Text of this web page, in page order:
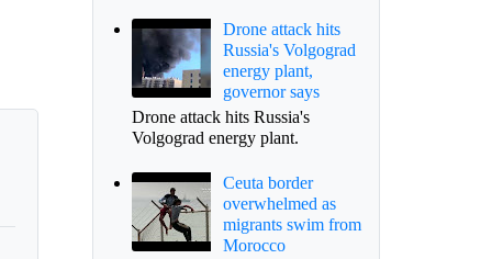
Drone attack hits
Russia's Volgograd
energy plant,
governor says
Drone attack hits Russia's
Volgograd energy plant.
Ceuta border
overwhelmed as
migrants swim from
Morocco